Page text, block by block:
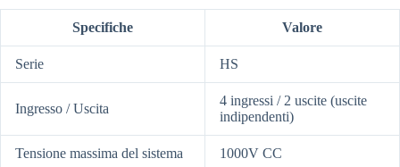
Specifiche Valore
Serie HS
Ingresso / Uscita
4 ingressi / 2 uscite (uscite
indipendenti)
Tensione massima del sistema 1000V CC